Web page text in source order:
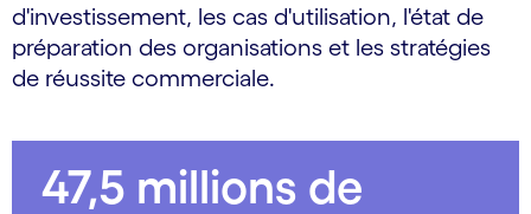
d'investissement, les cas d'utilisation, l'état de
préparation des organisations et les stratégies
de réussite commerciale.
47,5 millions de